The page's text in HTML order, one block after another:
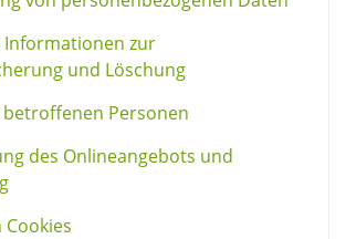
Informationen zur
und Löschung
betroffenen Personen
des Onlineangebots und
Cookies